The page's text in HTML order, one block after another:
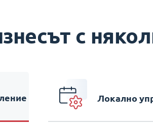
с
Локално